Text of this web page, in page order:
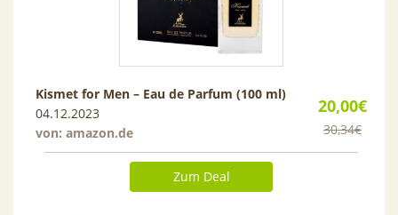
20,00€
30,34€
Kismet for Men – Eau de Parfum (100 ml)
04.12.2023
von: amazon.de
Zum Deal